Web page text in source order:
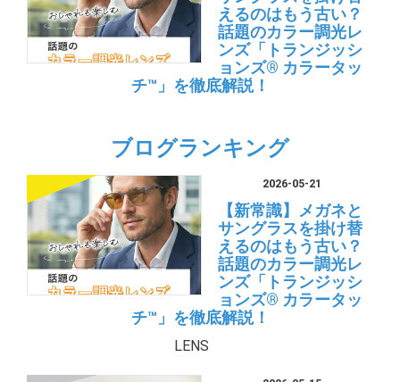
えるのはもう古い？
話題のカラー調光レ
ンズ「トランジッシ
ョンズ® カラータッ
チ™」を徹底解説！
ブログランキング
2026-05-21
【新常識】メガネと
サングラスを掛け替
えるのはもう古い？
話題のカラー調光レ
ンズ「トランジッシ
ョンズ® カラータッ
チ™」を徹底解説！
LENS